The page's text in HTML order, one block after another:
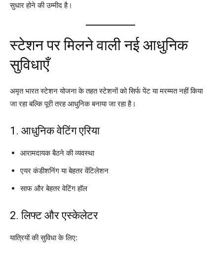
सुधार होने की उम्मीद है।
स्टेशन पर मिलने वाली नई आधुनिक
सुविधाएँ
अमृत भारत स्टेशन योजना के तहत स्टेशनों को सिर्फ पेंट या मरम्मत नहीं किया
जा रहा बल्कि पूरी तरह आधुनिक बनाया जा रहा है।
1. आधुनिक वेटिंग एरिया
आरामदायक बैठने की व्यवस्था
एयर कंडीशनिंग या बेहतर वेंटिलेशन
साफ और बेहतर वेटिंग हॉल
2. लिफ्ट और एस्केलेटर
यात्रियों की सुविधा के लिए: